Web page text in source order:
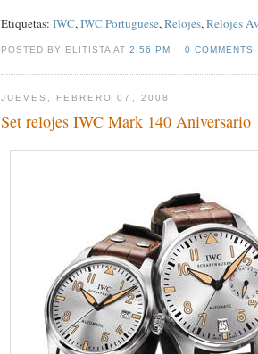
Etiquetas: IWC,IWC Portuguese,Relojes,Relojes
POSTED BY ELITISTA AT2:56 PM 0 COMMENTS
JUEVES, FEBRERO 07, 2008
Set relojes IWC Mark 140 Aniversario